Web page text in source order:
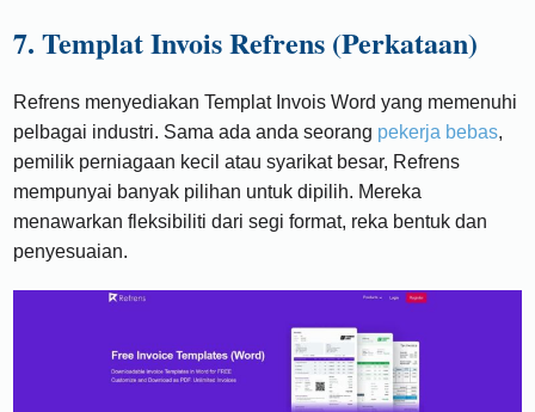
7. Templat Invois Refrens (Perkataan)
Refrens menyediakan Templat Invois Word yang memenuhi
pelbagai industri. Sama ada anda seorang pekerja bebas,
pemilik perniagaan kecil atau syarikat besar, Refrens
mempunyai banyak pilihan untuk dipilih. Mereka
menawarkan fleksibiliti dari segi format, reka bentuk dan
penyesuaian.